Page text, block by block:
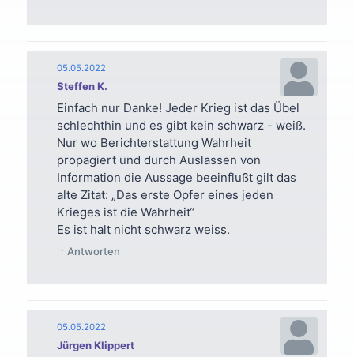
Steffen K.
05.05.2022
Einfach nur Danke! Jeder Krieg ist das Übel
schlechthin und es gibt kein schwarz - weiß.
Nur wo Berichterstattung Wahrheit
propagiert und durch Auslassen von
Information die Aussage beeinflußt gilt das
alte Zitat: „Das erste Opfer eines jeden
Krieges ist die Wahrheit“
Es ist halt nicht schwarz weiss.
Antworten
Jürgen Klippert
05.05.2022